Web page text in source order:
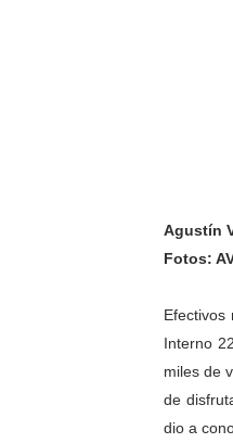
Agustín
Fotos:
Interno
miles de
de
dio a